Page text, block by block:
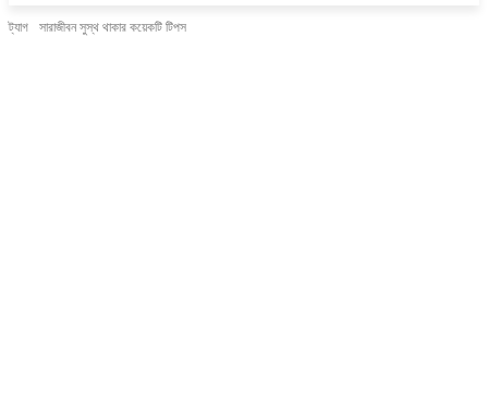
ট্যাগ সারাজীবন সুস্থ থাকার কয়েকটি টিপস